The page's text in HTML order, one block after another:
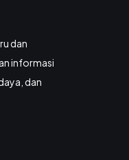
dan
informasi
dan